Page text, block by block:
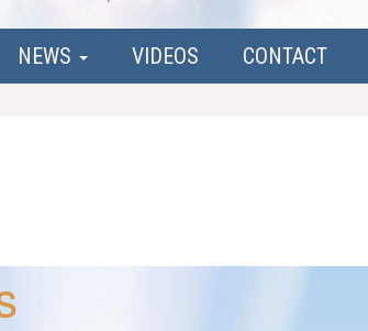
NEWS VIDEOS CONTACT